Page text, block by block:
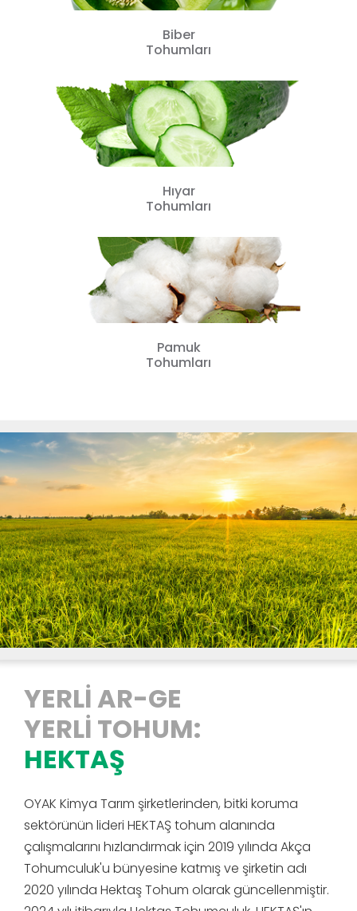
Biber
Tohumları
Hıyar
Tohumları
Pamuk
Tohumları
YERLİ AR-GE
YERLİ TOHUM:
HEKTAŞ
OYAK Kimya Tarım şirketlerinden, bitki koruma
sektörünün lideri HEKTAŞ tohum alanında
çalışmalarını hızlandırmak için 2019 yılında Akça
Tohumculuk'u bünyesine katmış ve şirketin adı
2020 yılında Hektaş Tohum olarak güncellenmiştir.